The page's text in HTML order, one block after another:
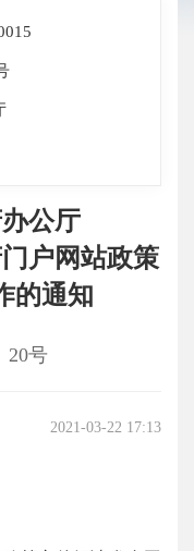
公厅
户网站政策
的通知
20号
2021-03-22 17:13